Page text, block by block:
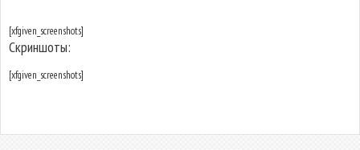
[xfgiven_screenshots]
Скриншоты:
[xfgiven_screenshots]